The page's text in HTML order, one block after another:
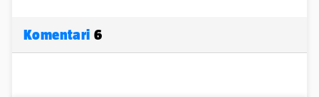
Komentari 6